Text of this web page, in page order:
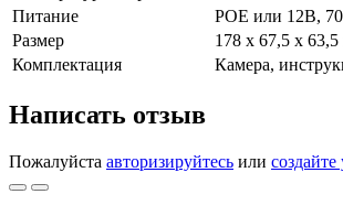
Питание
POE или 12В,
Размер
178 x 67,5 х
Комплектация
Камера,
Написать отзыв
Пожалуйста авторизируйтесь или